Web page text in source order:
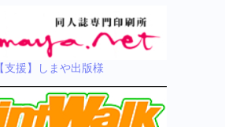
【支援】しまや出版様